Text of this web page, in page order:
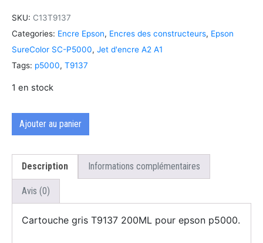
SKU: C13T9137
Categories: Encre Epson, Encres des constructeurs, Epson
SureColor SC-P5000, Jet d'encre A2 A1
Tags: p5000, T9137
1 en stock
Ajouter au panier
Description Informations complémentaires
Avis (0)
Cartouche gris T9137 200ML pour epson p5000.